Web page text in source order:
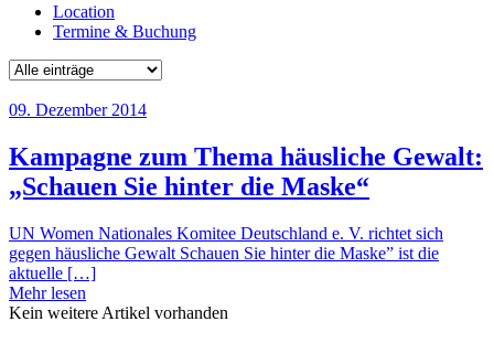
Location
Termine & Buchung
09. Dezember 2014
Kampagne zum Thema häusliche Gewalt:
„Schauen Sie hinter die Maske“
UN Women Nationales Komitee Deutschland e. V. richtet sich
gegen häusliche Gewalt Schauen Sie hinter die Maske” ist die
aktuelle […]
Mehr lesen
Kein weitere Artikel vorhanden